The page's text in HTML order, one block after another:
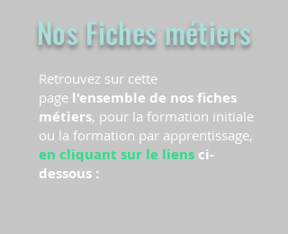
Nos Fiches métiers
Retrouvez sur cette
page l'ensemble de nos fiches
métiers, pour la formation initiale
ou la formation par apprentissage,
en cliquant sur le liens ci-
dessous :